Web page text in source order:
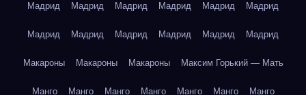
Мадрид Мадрид Мадрид Мадрид Мадрид Мадрид
Мадрид Мадрид Мадрид Мадрид Мадрид Мадрид
Макароны Макароны Макароны Максим Горький — Мать
Манго Манго Манго Манго Манго Манго Манго